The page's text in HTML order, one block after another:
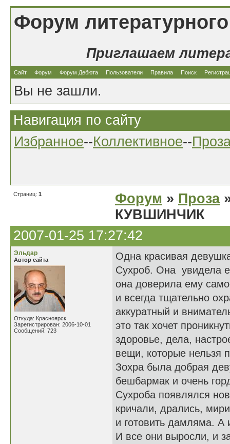
Форум
Приглашаем
Сайт Форум Форум Дебюта Пользователи Правила Поиск
Вы не зашли.
Навигация по сайту
Избранное--Коллективное--
Страниц: 1 Форум » Проза
КУВШИНЧИК
2007-01-25 17:27:42
Эльдар
Автор сайта
Откуда: Красноярск
Зарегистрирован: 2006-10-01
Сообщений: 723
Одна красивая
Сухроб. Она увидела
она доверила ему
и всегда тщательно
аккуратный и
это так хочет
здоровье, дела,
вещи, которые нельзя
Зохра была добрая
бешбармак и очень
Сухроба появлялся
кричали, дрались,
и готовить дамляма.
И все они выросли, и